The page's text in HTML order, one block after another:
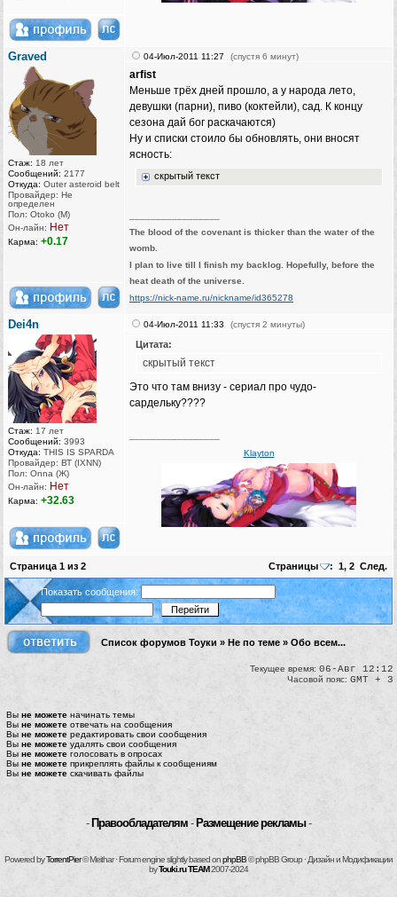
Graved
Стаж: 18 лет
Сообщений: 2177
Откуда: Outer asteroid belt
Провайдер: Не
определен
Пол: Otoko (M)
Он-лайн: Нет
Карма: +0.17
04-Июл-2011 11:27 (спустя 6 минут)
arfist
Меньше трёх дней прошло, а у народа лето,
девушки (парни), пиво (коктейли), сад. К концу
сезона дай бог раскачаются)
Ну и списки стоило бы обновлять, они вносят
ясность:
скрытый текст
The blood of the covenant is thicker than the water of the
womb.
I plan to live till I finish my backlog. Hopefully, before the
heat death of the universe.
https://nick-name.ru/nickname/id365278
Dei4n
Стаж: 17 лет
Сообщений: 3993
Откуда: THIS IS SPARDA
Провайдер: ВТ (IXNN)
Пол: Onna (Ж)
Он-лайн: Нет
Карма: +32.63
04-Июл-2011 11:33 (спустя 2 минуты)
Цитата:
скрытый текст
Это что там внизу - сериал про чудо-
сардельку????
Klayton
Страница 1 из 2 Страницы : 1, 2 След.
Показать сообщения:
Список форумов Тоуки » Не по теме » Обо всем...
Текущее время: 06-Авг 12:12
Часовой пояс: GMT + 3
Вы не можете начинать темы
Вы не можете отвечать на сообщения
Вы не можете редактировать свои сообщения
Вы не можете удалять свои сообщения
Вы не можете голосовать в опросах
Вы не можете прикреплять файлы к сообщениям
Вы не можете скачивать файлы
- Правообладателям - Размещение рекламы-
Powered byTorrentPier© Meithar · Forum engine slightly based onphpBB© phpBB Group · Дизайн и Модификации
byTouki.ru TEAM2007-2024